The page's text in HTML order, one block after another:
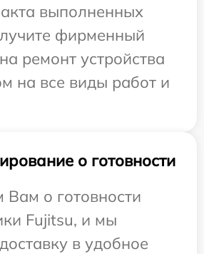
выполненных
фирменный
ремонт устройства
на все виды работ и
о готовности
о готовности
Fujitsu, и мы
в удобное